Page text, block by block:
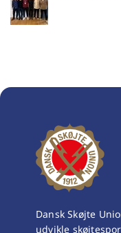
Dansk Skøjte
udvikle